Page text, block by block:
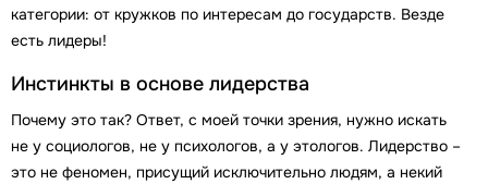
категории: от кружков по интересам до государств. Везде
есть лидеры!
Инстинкты в основе лидерства
Почему это так? Ответ, с моей точки зрения, нужно искать
не у социологов, не у психологов, а у этологов. Лидерство –
это не феномен, присущий исключительно людям, а некий